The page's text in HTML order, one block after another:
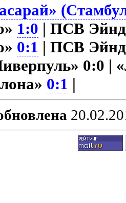
1:0 | ПСВ
0:1 | ПСВ
0:0 |
0:1 |